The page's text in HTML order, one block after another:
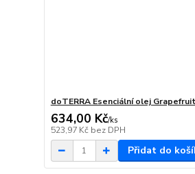
doTERRA Esenciální olej
634,00 Kč/ks
523,97 Kč bez DPH
Přidat do